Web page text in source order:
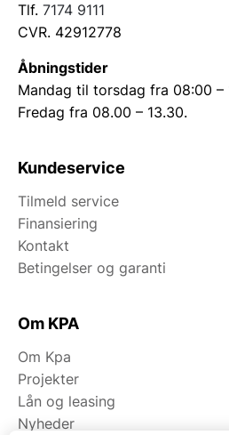
Tlf. 7174 9111
CVR. 42912778
Åbningstider
Mandag til torsdag fra 08:00 –
Fredag fra 08.00 – 13.30.
Kundeservice
Tilmeld service
Finansiering
Kontakt
Betingelser og garanti
Om KPA
Om Kpa
Projekter
Lån og leasing
Nyheder